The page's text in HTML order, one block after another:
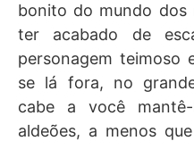
bonito do mundo dos
ter acabado de
personagem teimoso
se lá fora, no
cabe a você
aldeões, a menos